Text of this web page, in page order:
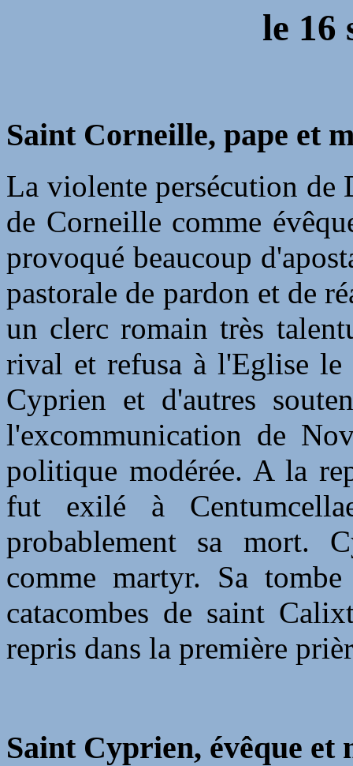
le 16
Saint Corneille, pape et
La violente persécution de
de Corneille comme
provoqué beaucoup
pastorale de pardon et de
un clerc romain très
rival et refusa à l'Eglise le
Cyprien et d'autres
l'excommunication de
politique modérée. A la
fut exilé à
probablement sa mort.
comme martyr. Sa
catacombes de saint
repris dans la première
Saint Cyprien, évêque et